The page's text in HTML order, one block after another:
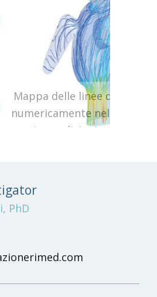
di flusso predette
nella camera atriale,
operative sane
PhD